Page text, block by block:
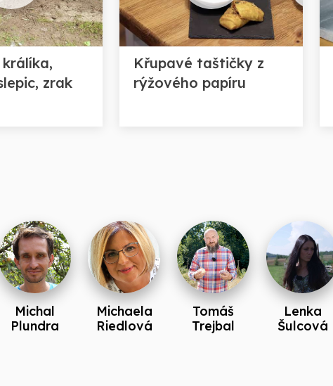
zrak
Křupavé taštičky z
rýžového papíru
Michal
Plundra
Michaela
Riedlová
Tomáš
Trejbal
Lenka
Šulcová